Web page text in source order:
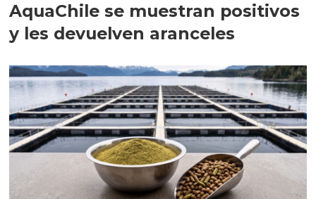
AquaChile se muestran positivos
y les devuelven aranceles